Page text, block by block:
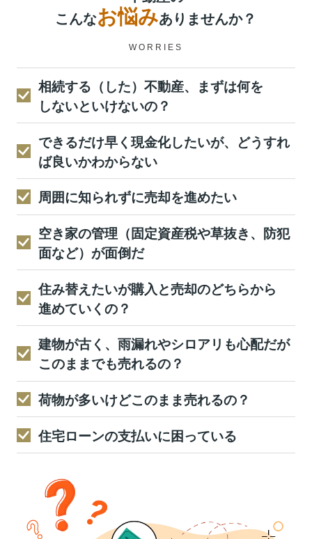
こんなお悩みありませんか？
WORRIES
相続する（した）不動産、まずは何を
しないといけないの？
できるだけ早く現金化したいが、どうすれ
ば良いかわからない
周囲に知られずに売却を進めたい
空き家の管理（固定資産税や草抜き、防犯
面など）が面倒だ
住み替えたいが購入と売却のどちらから
進めていくの？
建物が古く、雨漏れやシロアリも心配だが
このままでも売れるの？
荷物が多いけどこのまま売れるの？
住宅ローンの支払いに困っている